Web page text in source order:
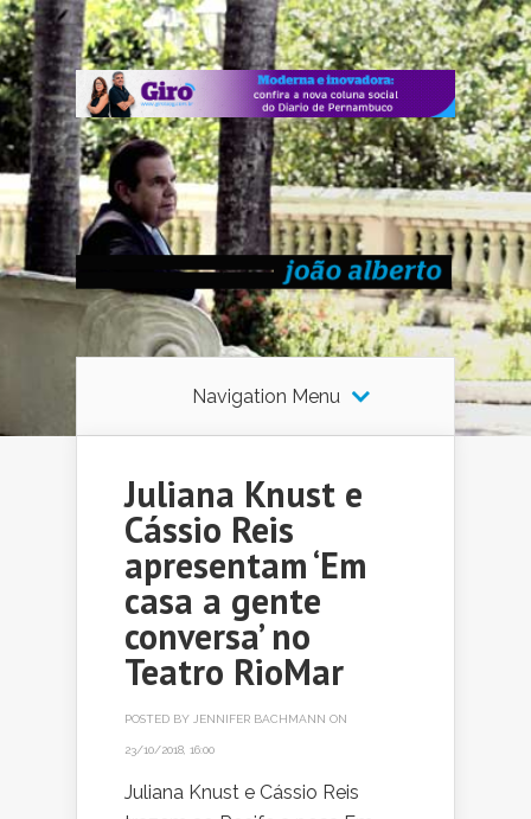
Navigation Menu
Juliana Knust e
Cássio Reis
apresentam ‘Em
casa a gente
conversa’ no
Teatro RioMar
POSTED BY JENNIFER BACHMANN ON
23/10/2018, 16:00
Juliana Knust e Cássio Reis